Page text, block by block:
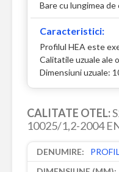
Bare cu lungimea de
Caracteristici:
Profilul HEA este
Calitatile uzuale ale
Dimensiuni uzuale:
CALITATE OTEL:
10025/1,2-2004